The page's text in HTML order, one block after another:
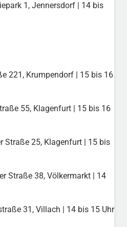
1, Jennersdorf | 14 bis
221, Krumpendorf | 15 bis 16
55, Klagenfurt | 15 bis 16
Straße 25, Klagenfurt | 15 bis
Straße 38, Völkermarkt | 14
31, Villach | 14 bis 15 Uhr